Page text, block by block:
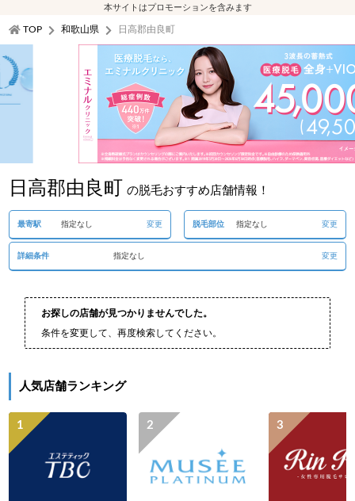
本サイトはプロモーションを含みます
TOP 和歌山県 日高郡由良町
日高郡由良町 の脱毛おすすめ店舗情報！
最寄駅 指定なし 変更 脱毛部位 指定なし 変更
詳細条件 指定なし 変更
お探しの店舗が見つかりませんでした。
条件を変更して、再度検索してください。
人気店舗ランキング